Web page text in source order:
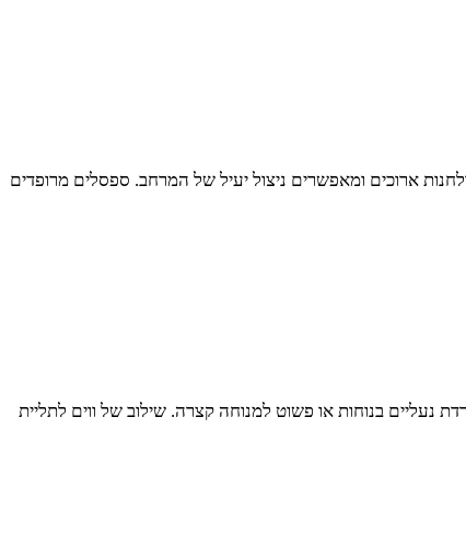
ארוכים ומאפשרים ניצול יעיל של המרחב. ספסלים מרופדים
נעליים בנוחות או פשוט למנוחה קצרה. שילוב של ווים לתליית